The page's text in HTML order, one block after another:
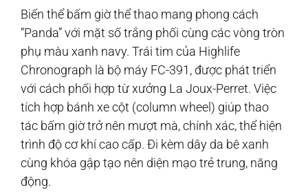
Biến thể bấm giờ thể thao mang phong cách
“Panda” với mặt số trắng phối cùng các vòng tròn
phụ màu xanh navy. Trái tim của Highlife
Chronograph là bộ máy FC-391, được phát triển
với cách phối hợp từ xưởng La Joux-Perret. Việc
tích hợp bánh xe cột (column wheel) giúp thao
tác bấm giờ trở nên mượt mà, chính xác, thể hiện
trình độ cơ khí cao cấp. Đi kèm dây da bê xanh
cùng khóa gập tạo nên diện mạo trẻ trung, năng
động.